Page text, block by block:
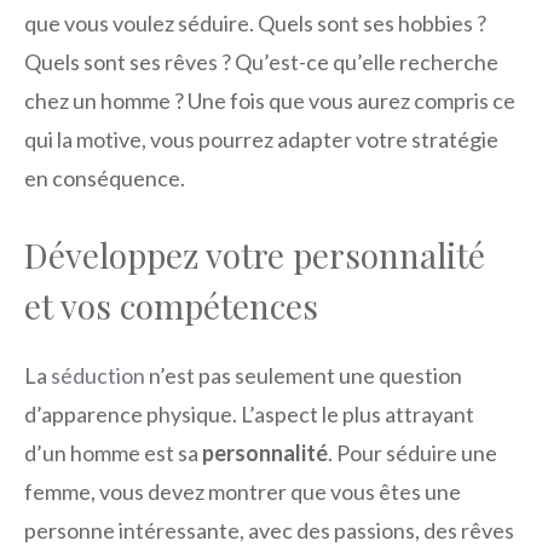
que vous voulez séduire. Quels sont ses hobbies ?
Quels sont ses rêves ? Qu’est-ce qu’elle recherche
chez un homme ? Une fois que vous aurez compris ce
qui la motive, vous pourrez adapter votre stratégie
en conséquence.
Développez votre personnalité
et vos compétences
La séduction n’est pas seulement une question
d’apparence physique. L’aspect le plus attrayant
d’un homme est sa personnalité. Pour séduire une
femme, vous devez montrer que vous êtes une
personne intéressante, avec des passions, des rêves